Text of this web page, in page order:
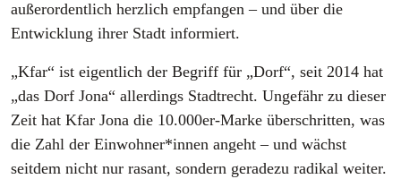
außerordentlich herzlich empfangen – und über die
Entwicklung ihrer Stadt informiert.
„Kfar“ ist eigentlich der Begriff für „Dorf“, seit 2014 hat
„das Dorf Jona“ allerdings Stadtrecht. Ungefähr zu dieser
Zeit hat Kfar Jona die 10.000er-Marke überschritten, was
die Zahl der Einwohner*innen angeht – und wächst
seitdem nicht nur rasant, sondern geradezu radikal weiter.